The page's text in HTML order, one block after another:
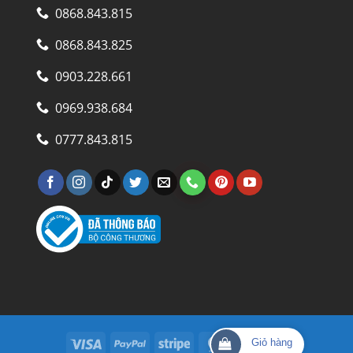
0868.843.815
0868.843.825
0903.228.661
0969.938.684
0777.843.815
Visa PayPal Stripe MasterCard
Cash
Giỏ hàng